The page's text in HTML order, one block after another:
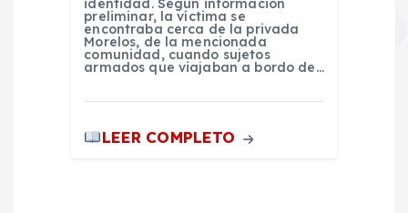
identidad. Según información
preliminar, la víctima se
encontraba cerca de la privada
Morelos, de la mencionada
comunidad, cuando sujetos
armados que viajaban a bordo de…
LEER COMPLETO